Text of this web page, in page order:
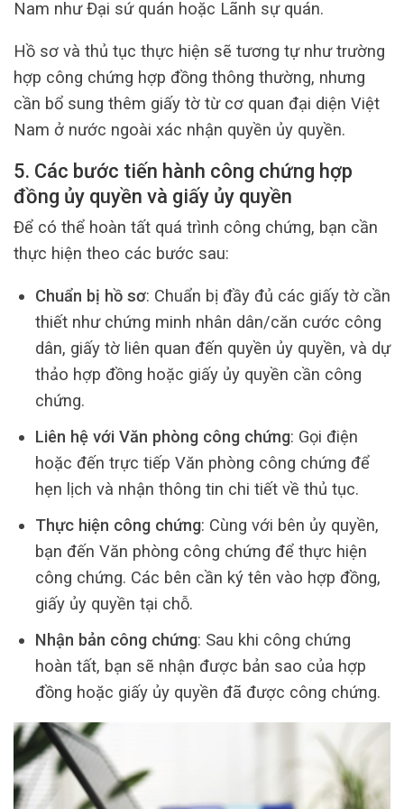
Nam như Đại sứ quán hoặc Lãnh sự quán.
Hồ sơ và thủ tục thực hiện sẽ tương tự như trường
hợp công chứng hợp đồng thông thường, nhưng
cần bổ sung thêm giấy tờ từ cơ quan đại diện Việt
Nam ở nước ngoài xác nhận quyền ủy quyền.
5. Các bước tiến hành công chứng hợp
đồng ủy quyền và giấy ủy quyền
Để có thể hoàn tất quá trình công chứng, bạn cần
thực hiện theo các bước sau:
Chuẩn bị hồ sơ: Chuẩn bị đầy đủ các giấy tờ cần
thiết như chứng minh nhân dân/căn cước công
dân, giấy tờ liên quan đến quyền ủy quyền, và dự
thảo hợp đồng hoặc giấy ủy quyền cần công
chứng.
Liên hệ với Văn phòng công chứng: Gọi điện
hoặc đến trực tiếp Văn phòng công chứng để
hẹn lịch và nhận thông tin chi tiết về thủ tục.
Thực hiện công chứng: Cùng với bên ủy quyền,
bạn đến Văn phòng công chứng để thực hiện
công chứng. Các bên cần ký tên vào hợp đồng,
giấy ủy quyền tại chỗ.
Nhận bản công chứng: Sau khi công chứng
hoàn tất, bạn sẽ nhận được bản sao của hợp
đồng hoặc giấy ủy quyền đã được công chứng.